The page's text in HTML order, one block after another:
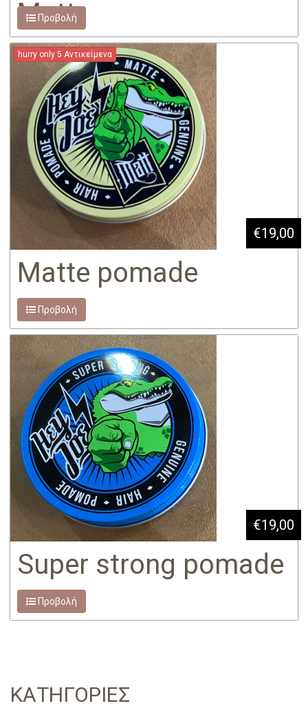
Matt
Προβολή
hurry only 5 Αντικείμενα
Matte pomade
€19,00
Προβολή
Super strong pomade
€19,00
Προβολή
ΚΑΤΗΓΟΡΙΕΣ